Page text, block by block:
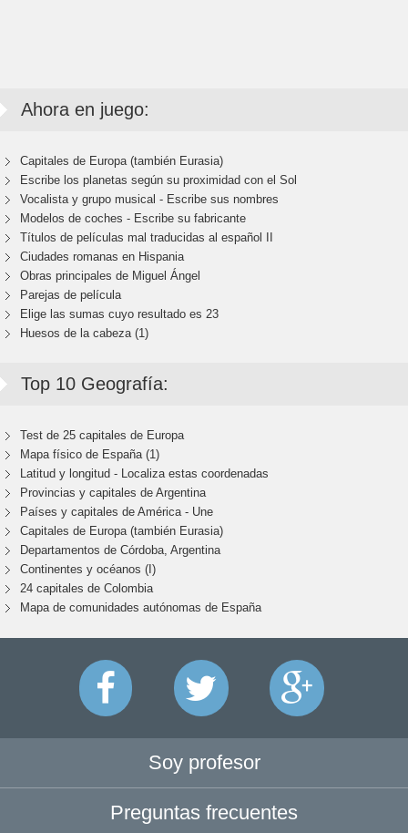
Ahora en juego:
Capitales de Europa (también Eurasia)
Escribe los planetas según su proximidad con el Sol
Vocalista y grupo musical - Escribe sus nombres
Modelos de coches - Escribe su fabricante
Títulos de películas mal traducidas al español II
Ciudades romanas en Hispania
Obras principales de Miguel Ángel
Parejas de película
Elige las sumas cuyo resultado es 23
Huesos de la cabeza (1)
Top 10 Geografía:
Test de 25 capitales de Europa
Mapa físico de España (1)
Latitud y longitud - Localiza estas coordenadas
Provincias y capitales de Argentina
Países y capitales de América - Une
Capitales de Europa (también Eurasia)
Departamentos de Córdoba, Argentina
Continentes y océanos (I)
24 capitales de Colombia
Mapa de comunidades autónomas de España
Soy profesor
Preguntas frecuentes